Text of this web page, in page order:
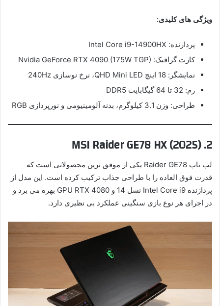
ویژگی های کلیدی:
پردازنده: Intel Core i9-14900HX
کارت گرافیک: Nvidia GeForce RTX 4090 (175W TGP)
نمایشگر: 18 اینچ QHD Mini LED، نرخ نوسازی 240Hz
رم: 32 تا 64 گیگابایت DDR5
طراحی: وزن 3.1 کیلوگرم، بدنه آلومینیومی و نورپردازی RGB
2. MSI Raider GE78 HX (2025)
لپ تاپ Raider GE78 یکی از موفق ترین محصولاتی است که
قدرت فوق العاده را با طراحی جذاب ترکیب کرده است. این مدل از
پردازنده Intel Core i9 نسل 14 و GPU RTX 4080 بهره می برد و
در اجرای هر نوع بازی سنگینی عملکرد بی نظیری دارد.